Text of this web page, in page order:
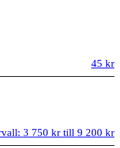
45 kr
3 750 kr till 9 200 kr